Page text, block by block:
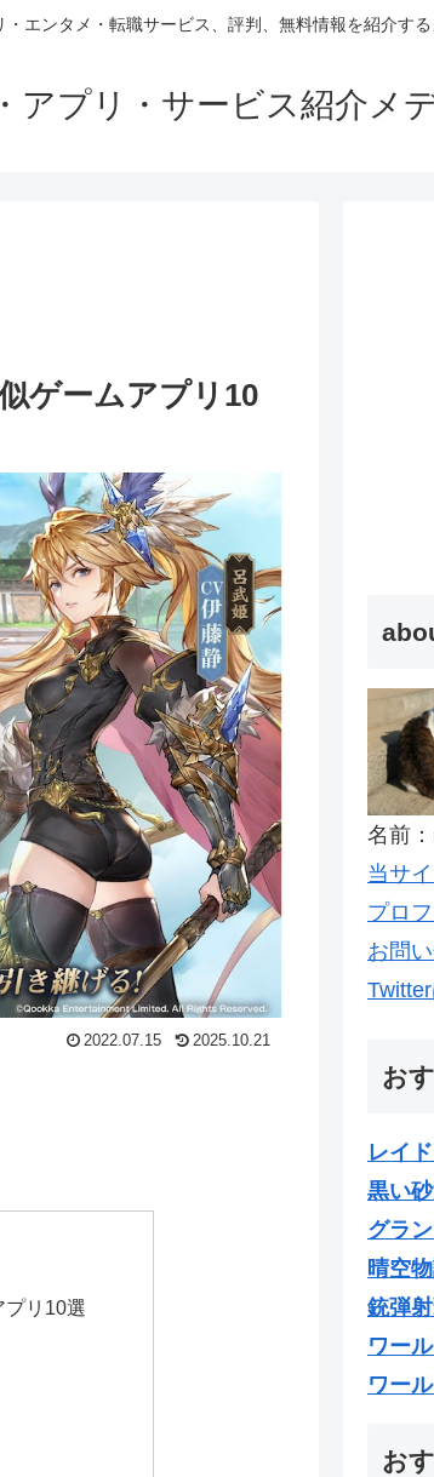
エンタメ・転職サービス、評判、無料情報を紹介す
アプリ・サービス紹介メ
ゲームアプリ10
2022.07.15 2025.10.21
プリ10選
名前
当サ
プロ
お問
お
レイ
黒い
グラ
晴空
銃弾
ワー
ワー
お